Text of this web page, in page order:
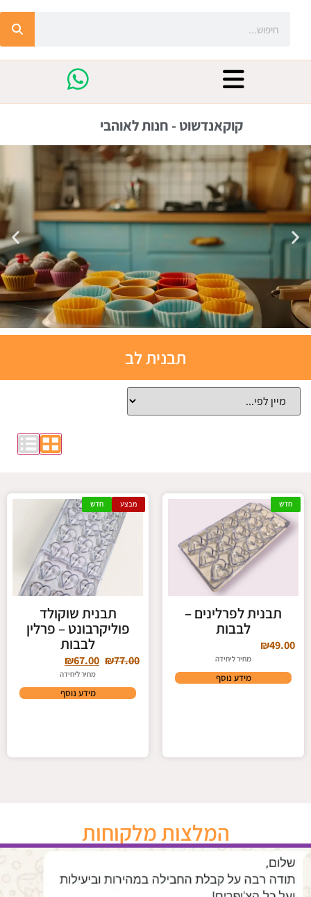
קוקאנדשוט - חנות לאוהבי
תבניות
אפייה
סיליקון
תבנית לב
חדש
תבנית לפרלינים –
לבבות
₪49.00
מחיר ליחידה
מידע נוסף
מבצע חדש
תבנית שוקולד
פוליקרבונט – פרלין
לבבות
₪77.00
₪67.00
מחיר ליחידה
מידע נוסף
המלצות מלקוחות